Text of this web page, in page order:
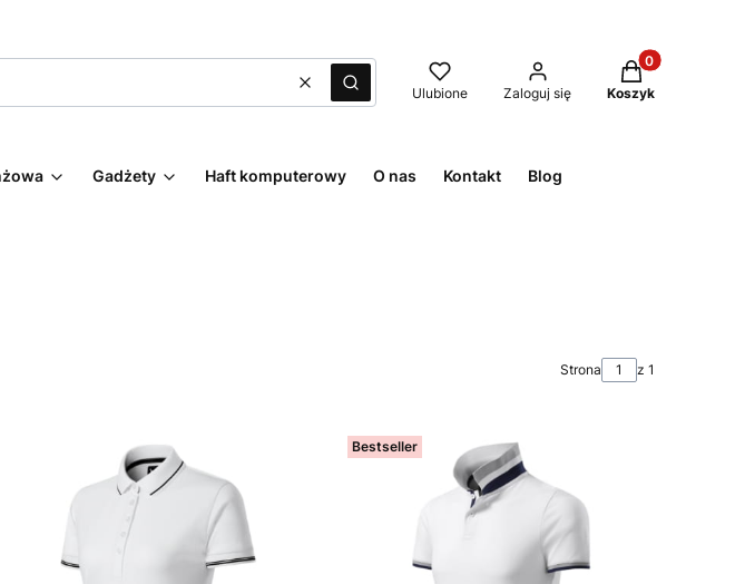
WyczyśćSzukaj Ulubione Zaloguj się
Produkty w
Koszyk
Gadżety Haft komputerowy O nas Kontakt Blog
Strona z 1
Bestseller